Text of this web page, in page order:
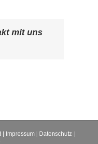
mit uns
| Impressum Datenschutz